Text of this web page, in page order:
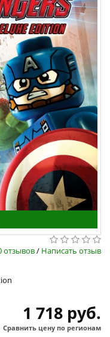
отзывов/ Написать отзыв
1 718 руб.
Сравнить цену по регионам